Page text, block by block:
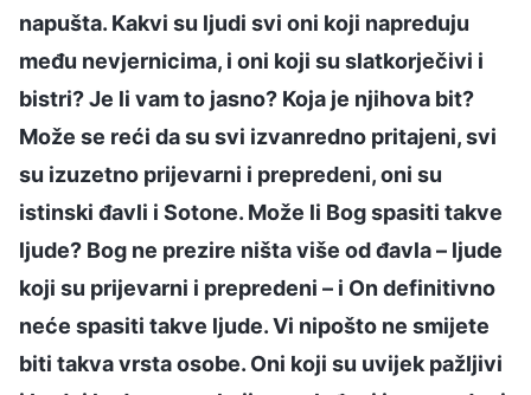
napušta. Kakvi su ljudi svi oni koji napreduju
među nevjernicima, i oni koji su slatkorječivi i
bistri? Je li vam to jasno? Koja je njihova bit?
Može se reći da su svi izvanredno pritajeni, svi
su izuzetno prijevarni i prepredeni, oni su
istinski đavli i Sotone. Može li Bog spasiti takve
ljude? Bog ne prezire ništa više od đavla – ljude
koji su prijevarni i prepredeni – i On definitivno
neće spasiti takve ljude. Vi nipošto ne smijete
biti takva vrsta osobe. Oni koji su uvijek pažljivi